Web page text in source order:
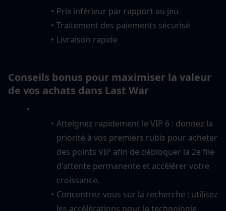
Prix inférieur par rapport au jeu
Traitement des paiements sécurisé
Livraison rapide
Conseils bonus pour maximiser la valeur
de vos achats dans Last War
Atteignez rapidement le VIP 6 : donnez la
priorité à vos premiers rubis pour acheter
des points VIP afin de débloquer la 2e file
d'attente permanente et accélérer votre
croissance.
Concentrez-vous sur la recherche : utilisez
les accélérations pour la technologie